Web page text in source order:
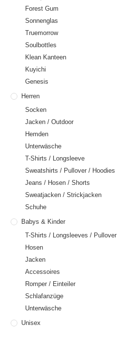
Forest Gum
Sonnenglas
Truemorrow
Soulbottles
Klean Kanteen
Kuyichi
Genesis
Herren
Socken
Jacken / Outdoor
Hemden
Unterwäsche
T-Shirts / Longsleeve
Sweatshirts / Pullover / Hoodies
Jeans / Hosen / Shorts
Sweatjacken / Strickjacken
Schuhe
Babys & Kinder
T-Shirts / Longsleeves / Pullover
Hosen
Jacken
Accessoires
Romper / Einteiler
Schlafanzüge
Unterwäsche
Unisex